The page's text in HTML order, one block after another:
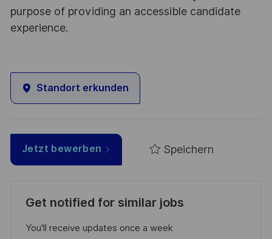
purpose of providing an accessible candidate
experience.
Standort erkunden
Jetzt bewerben Speichern
Get notified for similar jobs
You'll receive updates once a week